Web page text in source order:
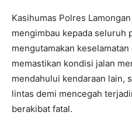
Kasihumas Polres
mengimbau kepada seluruh
mengutamakan
memastikan kondisi jalan
mendahului kendaraan lain,
lintas demi mencegah
berakibat fatal.